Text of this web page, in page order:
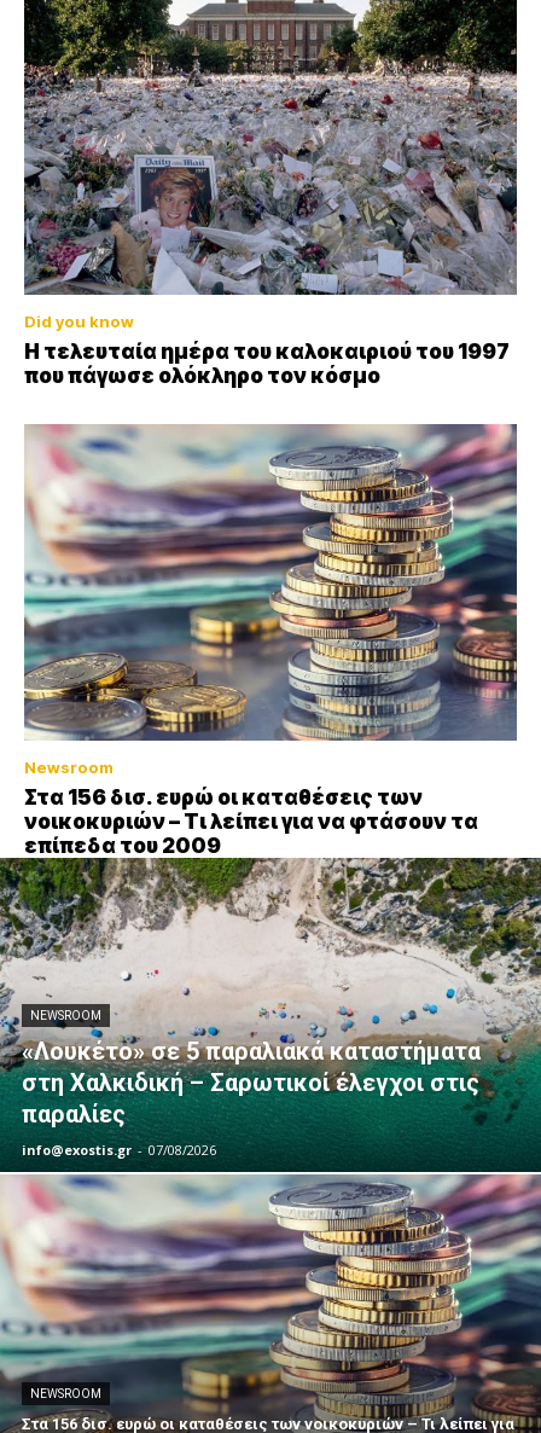
Did you know
Η τελευταία ημέρα του καλοκαιριού του 1997
που πάγωσε ολόκληρο τον κόσμο
Newsroom
Στα 156 δισ. ευρώ οι καταθέσεις των
νοικοκυριών – Τι λείπει για να φτάσουν τα
επίπεδα του 2009
NEWSROOM
«Λουκέτο» σε 5 παραλιακά καταστήματα
στη Χαλκιδική – Σαρωτικοί έλεγχοι στις
παραλίες
info@exostis.gr - 07/08/2026
NEWSROOM
Στα 156 δισ. ευρώ οι καταθέσεις των νοικοκυριών – Τι λείπει για